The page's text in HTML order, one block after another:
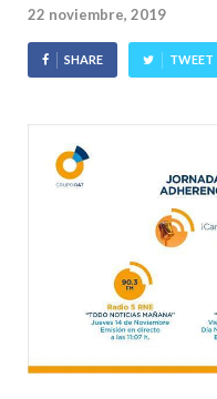
22 noviembre, 2019
SHARE TWEET